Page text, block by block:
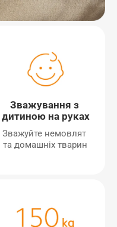
Зважування з
дитиною на руках
Зважуйте немовлят
та домашніх тварин